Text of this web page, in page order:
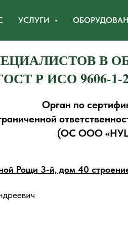
УСЛУГИ
В
Р ИСО 9606-1-
Рощи 3-й, дом 40
Орган по
(ОС ООО «НУЦ